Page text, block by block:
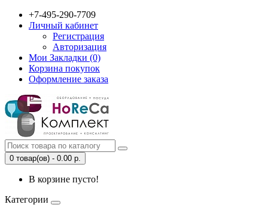
+7-495-290-7709
Личный кабинет
Регистрация
Авторизация
Мои Закладки (0)
Корзина покупок
Оформление заказа
0 товар(ов) - 0.00 р.
В корзине пусто!
Категории